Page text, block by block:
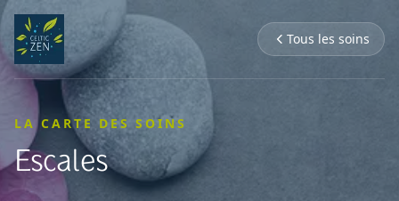
Tous les soins
LA CARTE DES SOINS
Escales